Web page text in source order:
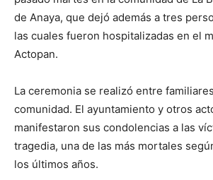
de Anaya, que dejó además a tres
las cuales fueron hospitalizadas en el
Actopan.
La ceremonia se realizó entre
comunidad. El ayuntamiento y otros
manifestaron sus condolencias a las
tragedia, una de las más mortales
los últimos años.